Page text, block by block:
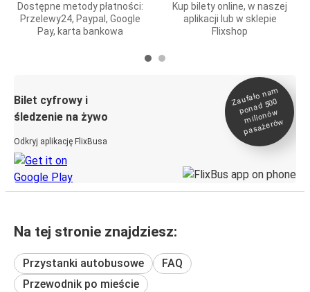
Dostępne metody płatności:
Przelewy24, Paypal, Google
Pay, karta bankowa
Kup bilety online, w naszej
aplikacji lub w sklepie
Flixshop
Bilet cyfrowy i
śledzenie na żywo
Odkryj aplikację FlixBusa
Zaufało na
m
ponad 500
milionó
w
pasażeró
w
Na tej stronie znajdziesz:
Przystanki autobusowe
FAQ
Przewodnik po mieście